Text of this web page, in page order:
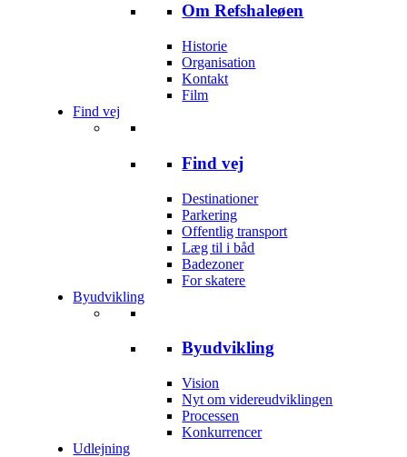
Om Refshaleøen
Historie
Organisation
Kontakt
Film
Find vej
Find vej
Destinationer
Parkering
Offentlig transport
Læg til i båd
Badezoner
For skatere
Byudvikling
Byudvikling
Vision
Nyt om videreudviklingen
Processen
Konkurrencer
Udlejning